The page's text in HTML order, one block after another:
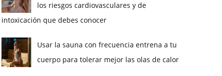
los riesgos cardiovasculares y de
intoxicación que debes conocer
Usar la sauna con frecuencia entrena a tu
cuerpo para tolerar mejor las olas de calor